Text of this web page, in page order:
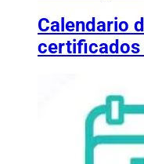
Calendario
certificados